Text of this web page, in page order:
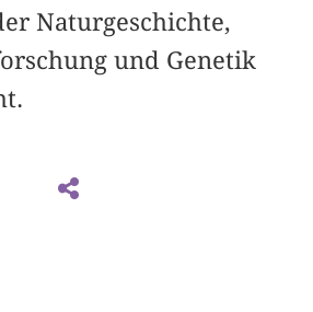
Naturgeschichte,
und Genetik